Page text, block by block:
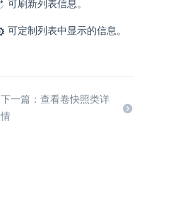
可刷新列表信息。
可定制列表中显示的信息。
下一篇：查看卷快照类详
情